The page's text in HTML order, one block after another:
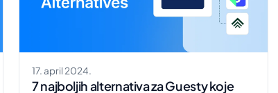
17. april 2024.
7 najboljih alternativa za Guesty koje